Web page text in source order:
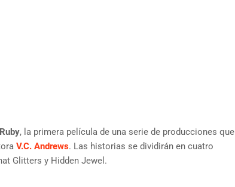
Ruby, la primera película de una serie de producciones que
V.C. Andrews. Las historias se dividirán en cuatro
Glitters y Hidden Jewel.